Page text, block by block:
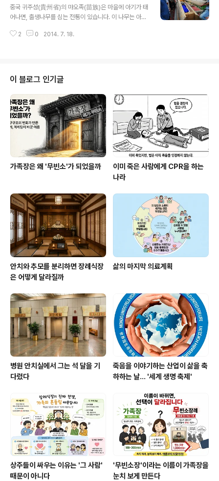
알림이 간다. 바이오스 인큐브는 단풍나무, 소나무 등 선호
하는 종류의 나무를 심을 수 있으며, 가격은 695달러이다.
중국 귀주성(貴州省)의 먀오족(苗族)은 마을에 아기가 태
어나면, 출생나무를 심는 전통이 있습니다. 이 나무는 아이
건강상태와 미래를 예측해 본다고 합니다. 그 아이가 자라
지에 걸어놓는다고 합니다. 원문 : http://www.chinadail
y.com.cn/ezine/2007-06/28/content_904501_
2.htm
2 0 2014. 7. 18.
이 블로그 인기글
가족장은 왜 '무빈소'가 되었을까
이미 죽은 사람에게 CPR을 하는
나라
안치와 추모를 분리하면 장례식장
은 어떻게 달라질까
삶의 마지막 의료계획
병원 안치실에서 그는 석 달을 기
다렸다
죽음을 이야기하는 산업이 삶을 축
하하는 날… '세계 생명 축제'
상주들이 싸우는 이유는 '그 사람'
때문이 아니다
'무빈소장'이라는 이름이 가족장을
눈치 보게 만든다